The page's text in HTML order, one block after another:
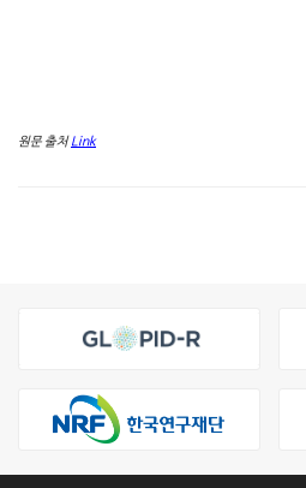
원문 출처Link